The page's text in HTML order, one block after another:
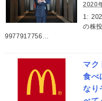
2020
1:
の株
9977917756…
マク
食べ
なり